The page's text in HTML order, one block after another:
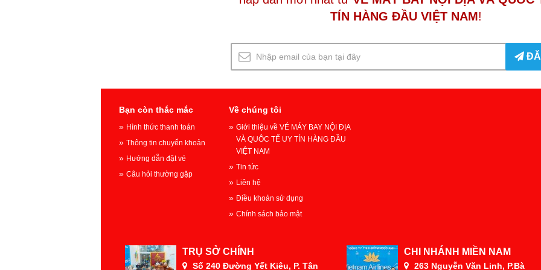
TÍN HÀNG ĐẦU VIỆT NAM!
Bạn còn thắc mắc
Hình thức thanh toán
Thông tin chuyển khoản
Hướng dẫn đặt vé
Câu hỏi thường gặp
Về chúng tôi
Giới thiệu về VÉ MÁY BAY NỘI ĐỊA
VÀ QUÔC TẾ UY TÍN HÀNG ĐẦU
VIỆT NAM
Tin tức
Liên hệ
Điều khoản sử dụng
Chính sách bảo mật
TRỤ SỞ CHÍNH
Số 240 Đường Yết Kiêu, P. Tân
CHI NHÁNH MIỀN NAM
263 Nguyễn Văn Linh, P.Bà